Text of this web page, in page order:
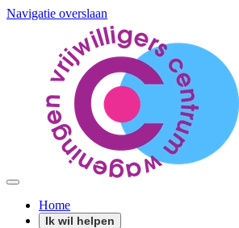
Navigatie overslaan
Home
Ik wil helpen